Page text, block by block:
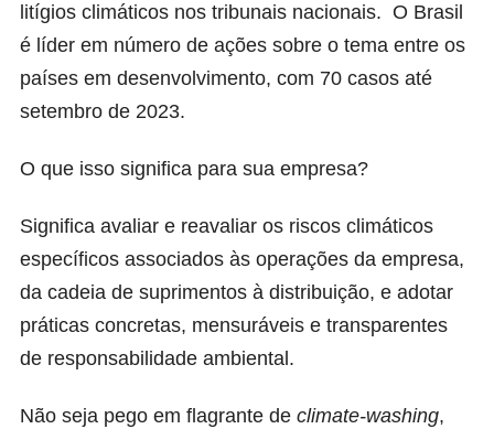
litígios climáticos nos tribunais nacionais. O Brasil
é líder em número de ações sobre o tema entre os
países em desenvolvimento, com 70 casos até
setembro de 2023.
O que isso significa para sua empresa?
Significa avaliar e reavaliar os riscos climáticos
específicos associados às operações da empresa,
da cadeia de suprimentos à distribuição, e adotar
práticas concretas, mensuráveis e transparentes
de responsabilidade ambiental.
Não seja pego em flagrante de climate-washing,